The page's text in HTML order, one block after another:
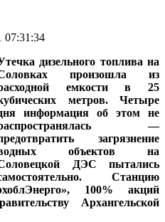
дизельного топлива на
произошла из
емкости в 25
метров. Четыре
информация об этом не
—
загрязнение
объектов на
ДЭС пытались
Станцию
100% акций
Архангельской